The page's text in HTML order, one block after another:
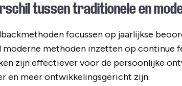
tussen traditionele en
focussen op jaarlijkse
moderne methoden inzetten op continue
zijn effectiever voor de persoonlijke
en meer ontwikkelingsgericht zijn.